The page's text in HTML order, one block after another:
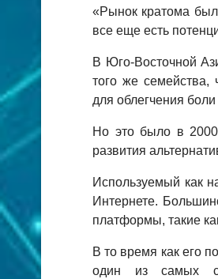
«Рынок кратома
все еще есть
В Юго-Восточной
того же семейства,
для облегчения
Но это было в
развития
Используемый как
Интернете.
платформы, такие
В то время как его
один из самых